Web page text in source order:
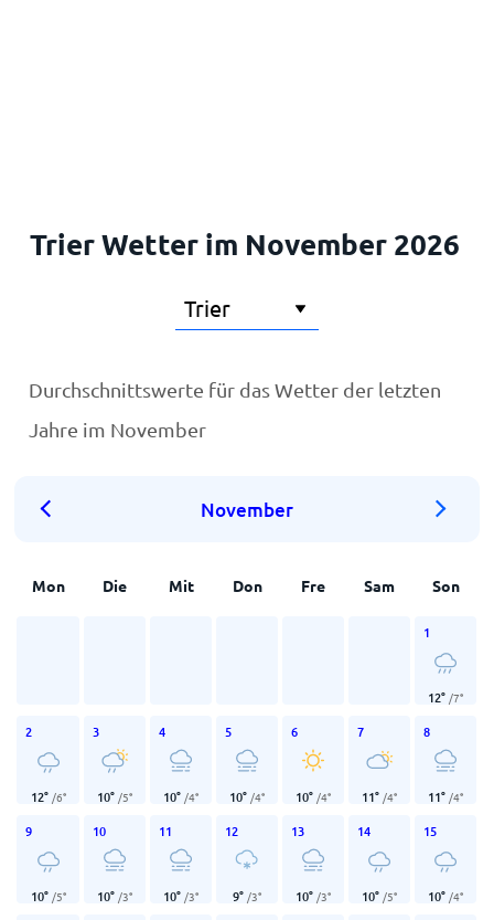
Trier Wetter im November 2026
Durchschnittswerte für das Wetter der letzten
Jahre im November
November
Mon Die Mit Don Fre Sam Son
1
12° /7°
2
12° /6°
3
10° /5°
4
10° /4°
5
10° /4°
6
10° /4°
7
11° /4°
8
11° /4°
9
10° /5°
10
10° /3°
11
10° /3°
12
9° /3°
13
10° /3°
14
10° /5°
15
10° /4°